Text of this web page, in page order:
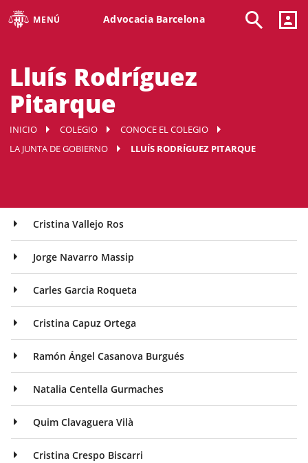
MENÚ Advocacia Barcelona
Lluís Rodríguez
Pitarque
INICIO COLEGIO
CONOCE EL COLEGIO
LA JUNTA DE GOBIERNO
LLUÍS RODRÍGUEZ PITARQUE
Cristina Vallejo Ros
Jorge Navarro Massip
Carles Garcia Roqueta
Cristina Capuz Ortega
Ramón Ángel Casanova Burgués
Natalia Centella Gurmaches
Quim Clavaguera Vilà
Cristina Crespo Biscarri